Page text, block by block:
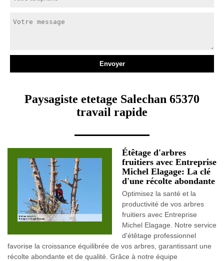
Paysagiste etetage Salechan 65370
travail rapide
Étêtage d'arbres
fruitiers avec Entreprise
Michel Elagage: La clé
d'une récolte abondante
Optimisez la santé et la
productivité de vos arbres
fruitiers avec Entreprise
Michel Elagage. Notre service
d'étêtage professionnel
favorise la croissance équilibrée de vos arbres, garantissant une
récolte abondante et de qualité. Grâce à notre équipe